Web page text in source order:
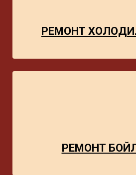
РЕМОНТ
РЕМОНТ